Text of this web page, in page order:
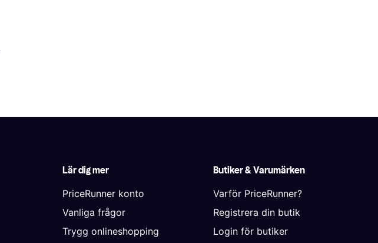
Lär dig mer
PriceRunner konto
Vanliga frågor
Trygg onlineshopping
Butiker & Varumärken
Varför PriceRunner?
Registrera din butik
Login för butiker